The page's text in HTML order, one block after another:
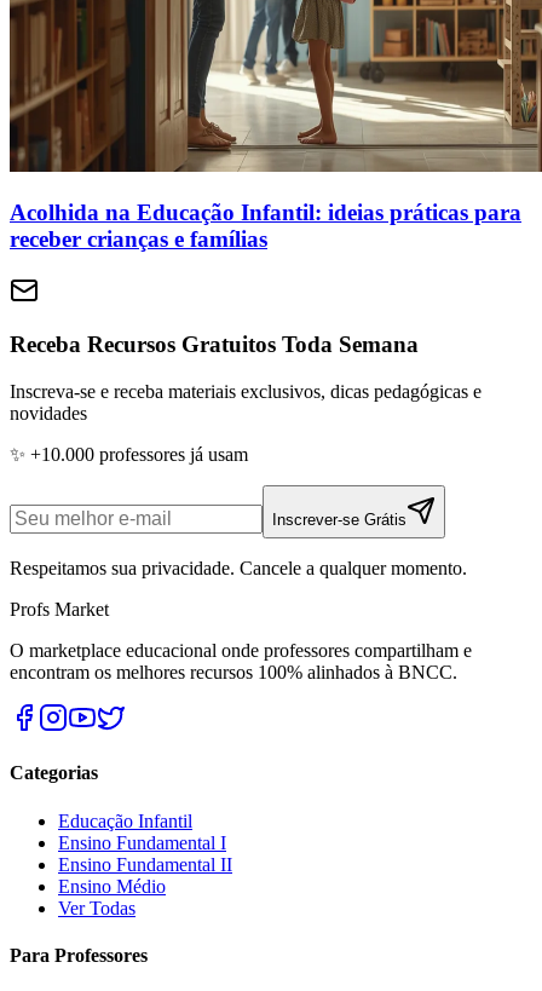
Acolhida na Educação Infantil: ideias práticas para
receber crianças e famílias
Receba Recursos Gratuitos Toda Semana
Inscreva-se e receba materiais exclusivos, dicas pedagógicas e
novidades
✨ +10.000 professores já usam
Inscrever-se Grátis
Respeitamos sua privacidade. Cancele a qualquer momento.
Profs Market
O marketplace educacional onde professores compartilham e
encontram os melhores recursos 100% alinhados à BNCC.
Categorias
Educação Infantil
Ensino Fundamental I
Ensino Fundamental II
Ensino Médio
Ver Todas
Para Professores